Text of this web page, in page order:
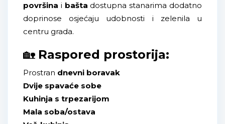
površina i bašta dostupna stanarima dodatno
doprinose osjećaju udobnosti i zelenila u
centru grada.
🏡 Raspored prostorija:
Prostran dnevni boravak
Dvije spavaće sobe
Kuhinja s trpezarijom
Mala soba/ostava